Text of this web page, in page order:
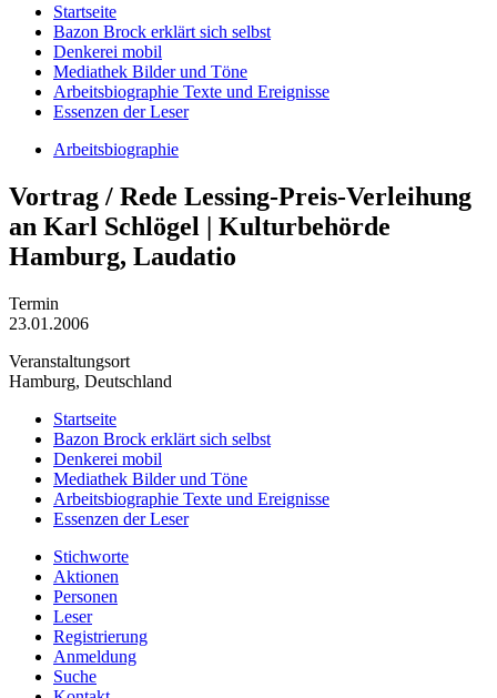
Startseite
Bazon Brock erklärt sich selbst
Denkerei mobil
Mediathek Bilder und Töne
Arbeitsbiographie Texte und Ereignisse
Essenzen der Leser
Arbeitsbiographie
Vortrag / Rede Lessing-Preis-Verleihung
an Karl Schlögel | Kulturbehörde
Hamburg, Laudatio
Termin
23.01.2006
Veranstaltungsort
Hamburg, Deutschland
Startseite
Bazon Brock erklärt sich selbst
Denkerei mobil
Mediathek Bilder und Töne
Arbeitsbiographie Texte und Ereignisse
Essenzen der Leser
Stichworte
Aktionen
Personen
Leser
Registrierung
Anmeldung
Suche